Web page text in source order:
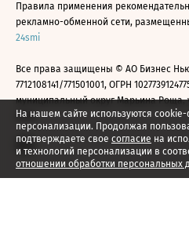
На нашем сайте используются
персонализации. Продолжая
подтверждаете свое согласие на
и технологий персонализации в
отношении обработки персональных
Правила применения
рекламно-обменной сети,
24smi
Все права защищены © АО Бизнес
7712108141/771501001, ОГРН
муниципальный округ Марьина Роща,
2026